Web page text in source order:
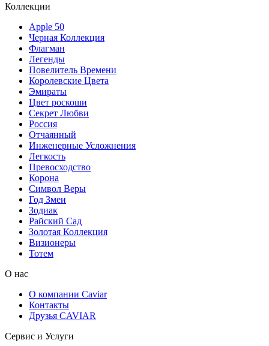
Коллекции
Apple 50
Черная Коллекция
Флагман
Легенды
Повелитель Времени
Королевские Цвета
Эмираты
Цвет роскоши
Секрет Любви
Россия
Отчаянный
Инженерные Усложнения
Легкость
Превосходство
Корона
Символ Веры
Год Змеи
Зодиак
Райский Сад
Золотая Коллекция
Визионеры
Тотем
О нас
О компании Caviar
Контакты
Друзья CAVIAR
Сервис и Услуги